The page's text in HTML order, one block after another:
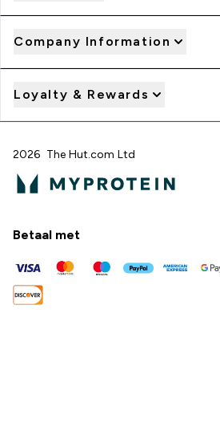
Company Information
Loyalty & Rewards
2026 The Hut.com Ltd
Betaal met